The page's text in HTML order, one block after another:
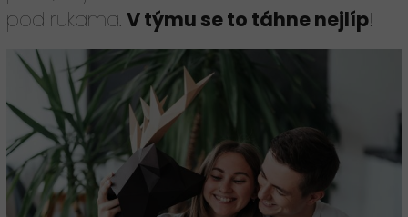
pod rukama. V týmu se to táhne nejlíp!